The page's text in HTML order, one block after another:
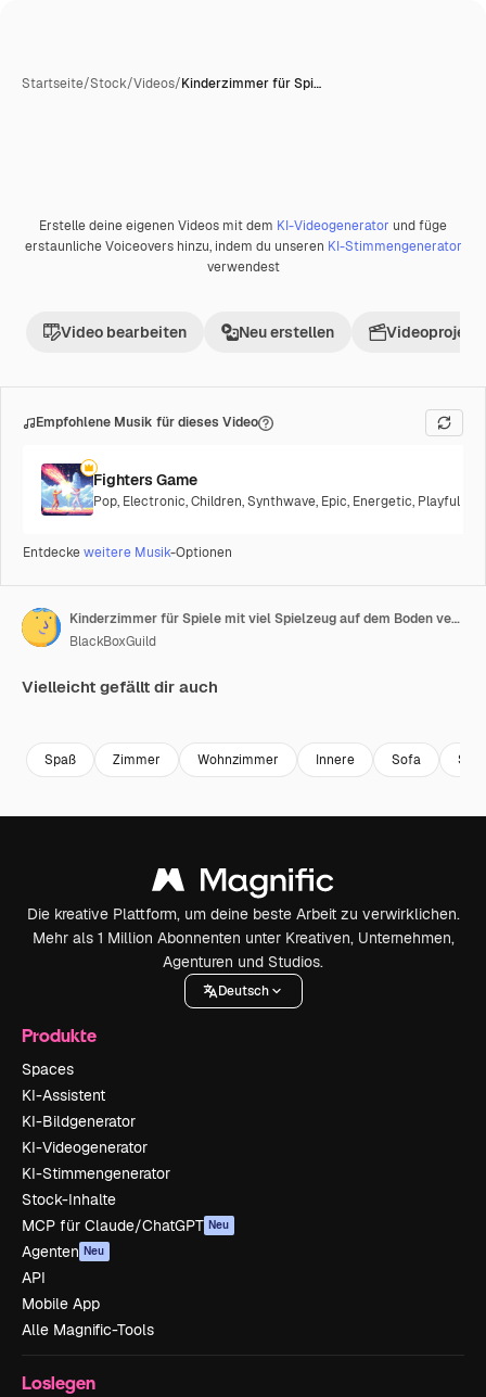
Startseite/Stock/Videos/Kinderzimmer für Spi…
Premium
Erstelle deine eigenen Videos mit dem KI-Videogenerator und füge
erstaunliche Voiceovers hinzu, indem du unseren KI-Stimmengenerator
verwendest
Video bearbeiten Neu erstellen Videoprojekt
Empfohlene Musik für dieses Video
Fighters Game
Pop, Electronic,Children,Synthwave, Epic, Energetic, Playful
Entdeckeweitere Musik-Optionen
Kinderzimmer für Spiele mit viel Spielzeug auf dem Boden verstreut, das Unordnung schafft, Kisten mit Puppen, Aufnahme von unten, rückwärts fahrend, Nahaufnahme, Ordes, Galicien, Spanien
BlackBoxGuild
Vielleicht gefällt dir auch
Spaß Zimmer Wohnzimmer Innere Sofa
Die kreative Plattform, um deine beste Arbeit zu verwirklichen.
Mehr als 1 Million Abonnenten unter Kreativen, Unternehmen,
Agenturen und Studios.
Deutsch
Produkte
Spaces
KI-Assistent
KI-Bildgenerator
KI-Videogenerator
KI-Stimmengenerator
Stock-Inhalte
MCP für Claude/ChatGPT Neu
Agenten Neu
API
Mobile App
Alle Magnific-Tools
Loslegen